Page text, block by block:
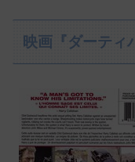
映画『ダーティ